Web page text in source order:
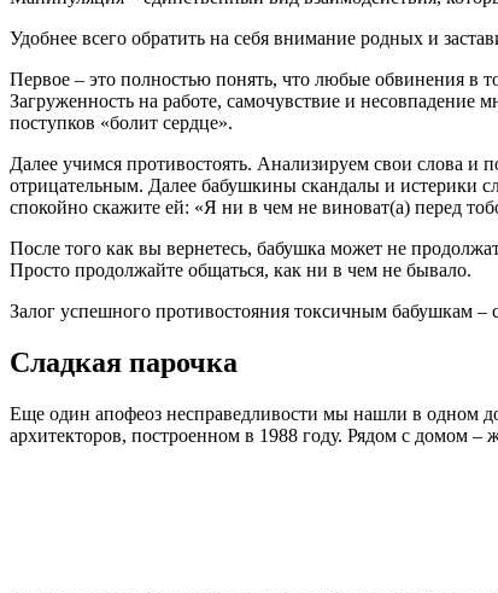
Удобнее всего обратить на себя внимание родных и
Первое – это полностью понять, что любые обвинения в
Загруженность на работе, самочувствие и несовпадение
поступков «болит сердце».
Далее учимся противостоять. Анализируем свои слова и
отрицательным. Далее бабушкины скандалы и истерики
спокойно скажите ей: «Я ни в чем не виноват(а) перед
После того как вы вернетесь, бабушка может не
Просто продолжайте общаться, как ни в чем не бывало.
Залог успешного противостояния токсичным бабушкам –
Сладкая парочка
Еще один апофеоз несправедливости мы нашли в одном
архитекторов, построенном в 1988 году. Рядом с домом